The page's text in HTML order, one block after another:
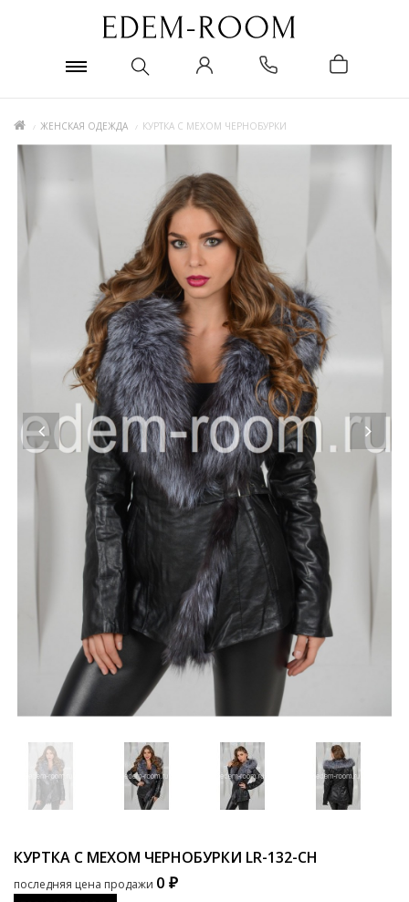
ЖЕНСКАЯ ОДЕЖДА КУРТКА С МЕХОМ ЧЕРНОБУРКИ
КУРТКА С МЕХОМ ЧЕРНОБУРКИ LR-132-CH
последняя цена продажи 0 ₽